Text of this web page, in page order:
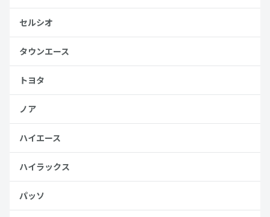
セルシオ
タウンエース
トヨタ
ノア
ハイエース
ハイラックス
パッソ